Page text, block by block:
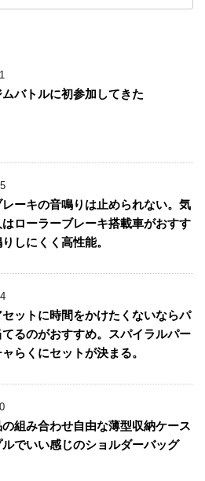
バトルに初参加してきた
ーキの音鳴りは止められない。気
ローラーブレーキ搭載車がおすす
しにくく高性能。
ットに時間をかけたくないならパ
るのがおすすめ。スパイラルパー
らくにセットが決まる。
組み合わせ自由な薄型収納ケース
でいい感じのショルダーバッグ